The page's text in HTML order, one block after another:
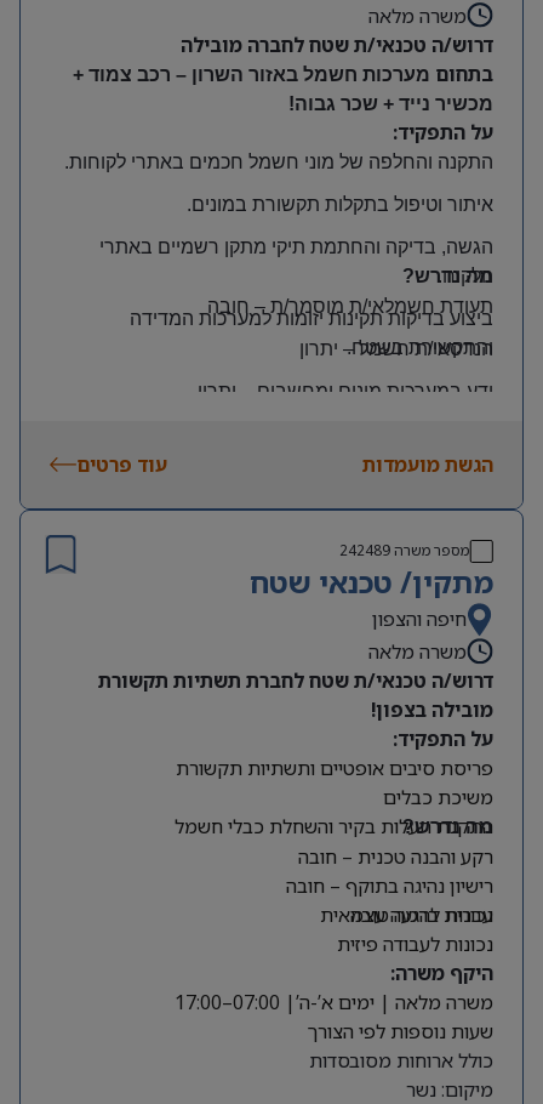
משרה מלאה
דרוש/ה טכנאי/ת שטח לחברה מובילה
בתחום מערכות חשמל באזור השרון – רכב צמוד +
מכשיר נייד + שכר גבוה!
על התפקיד:
התקנה והחלפה של מוני חשמל חכמים באתרי לקוחות.
איתור וטיפול בתקלות תקשורת במונים.
הגשה, בדיקה והחתמת תיקי מתקן רשמיים באתרי
הלקוח.
ביצוע בדיקות תקינות יזומות למערכות המדידה
והתקשורת בשטח.
מה נדרש?
תעודת חשמלאי/ת מוסמך/ת – חובה
הנדסאי/ת חשמל– יתרון
ידע במערכות מונים ומחשבים יתרון
היקף משרה:
משרה מלאה | ימים: א’-ה’ | שעות: 8:00–17:00
תנאים:
רכב צמוד וטלפון סלולרי
שכר גבוה
מיקום: קדימה צורן
הגשת מועמדות עוד פרטים
מספר משרה242489
מתקין/ טכנאי שטח
חיפה והצפון
משרה מלאה
דרוש/ה טכנאי/ת שטח לחברת תשתיות תקשורת
מובילה בצפון!
על התפקיד:
פריסת סיבים אופטיים ותשתיות תקשורת
משיכת כבלים
התקנת תעלות בקיר והשחלת כבלי חשמל
מה נדרש?
רקע והבנה טכנית – חובה
רישיון נהיגה בתוקף – חובה
עברית ברמה טובה
נכונות להגעה עצמאית
נכונות לעבודה פיזית
היקף משרה:
משרה מלאה | ימים א’-ה’| 07:00–17:00
שעות נוספות לפי הצורך
כולל ארוחות מסובסדות
מיקום: נשר